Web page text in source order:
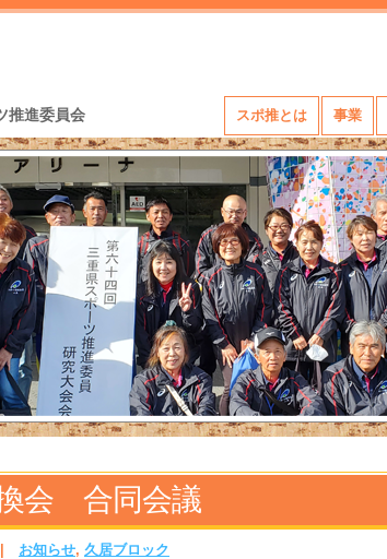
推進委員会 スポ推とは 事業
会 合同会議
お知らせ, 久居ブロック